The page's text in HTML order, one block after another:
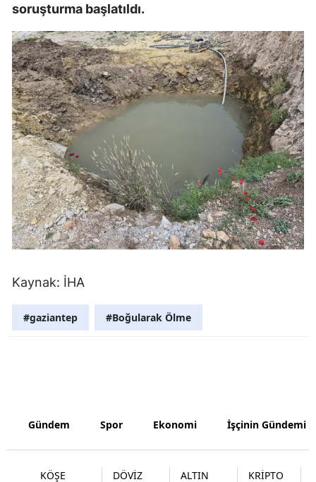
Kırklareli
Kırşehir
Kocaeli
Konya
Kütahya
Malatya
Manisa
Ordu
Rize
Sakarya
soruşturma başlatıldı.
Kaynak: İHA
#gaziantep #Boğularak Ölme
Gündem Spor Ekonomi İşçinin Gündemi
KÖŞE DÖVİZ ALTIN KRİPTO